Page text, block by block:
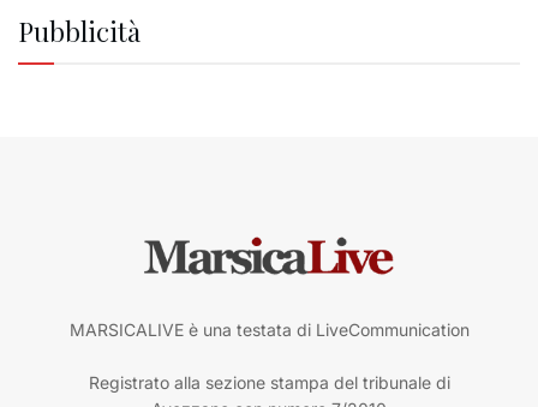
Pubblicità
MARSICALIVE è una testata di LiveCommunication
Registrato alla sezione stampa del tribunale di